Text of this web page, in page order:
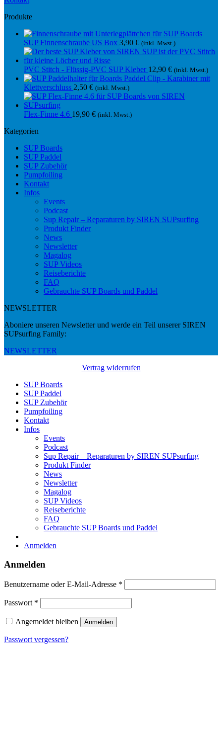
Produkte
SUP Finnenschraube US Box 3,90 € (inkl. Mwst.)
PVC Stitch - Flüssig-PVC SUP Kleber 12,90 € (inkl. Mwst.)
Paddel Clip - Karabiner mit
Klettverschluss 2,50 € (inkl. Mwst.)
Flex-Finne 4.6 19,90 € (inkl. Mwst.)
Kategorien
SUP Boards
SUP Paddel
SUP Zubehör
Pumpfoiling
Kontakt
Infos
Events
Podcast
Sup Repair – Reparaturen by SIREN SUPsurfing
Produkt Finder
News
Newsletter
Magalog
SUP Videos
Reiseberichte
FAQ
Gebrauchte SUP Boards und Paddel
NEWSLETTER
Aboniere unseren Newsletter und werde ein Teil unserer SIREN
SUPsurfing Family:
NEWSLETTER
Vertrag widerrufen
SUP Boards
SUP Paddel
SUP Zubehör
Pumpfoiling
Kontakt
Infos
Events
Podcast
Sup Repair – Reparaturen by SIREN SUPsurfing
Produkt Finder
News
Newsletter
Magalog
SUP Videos
Reiseberichte
FAQ
Gebrauchte SUP Boards und Paddel
Anmelden
Anmelden
Benutzername oder E-Mail-Adresse *
Passwort *
Angemeldet bleiben Anmelden
Passwort vergessen?